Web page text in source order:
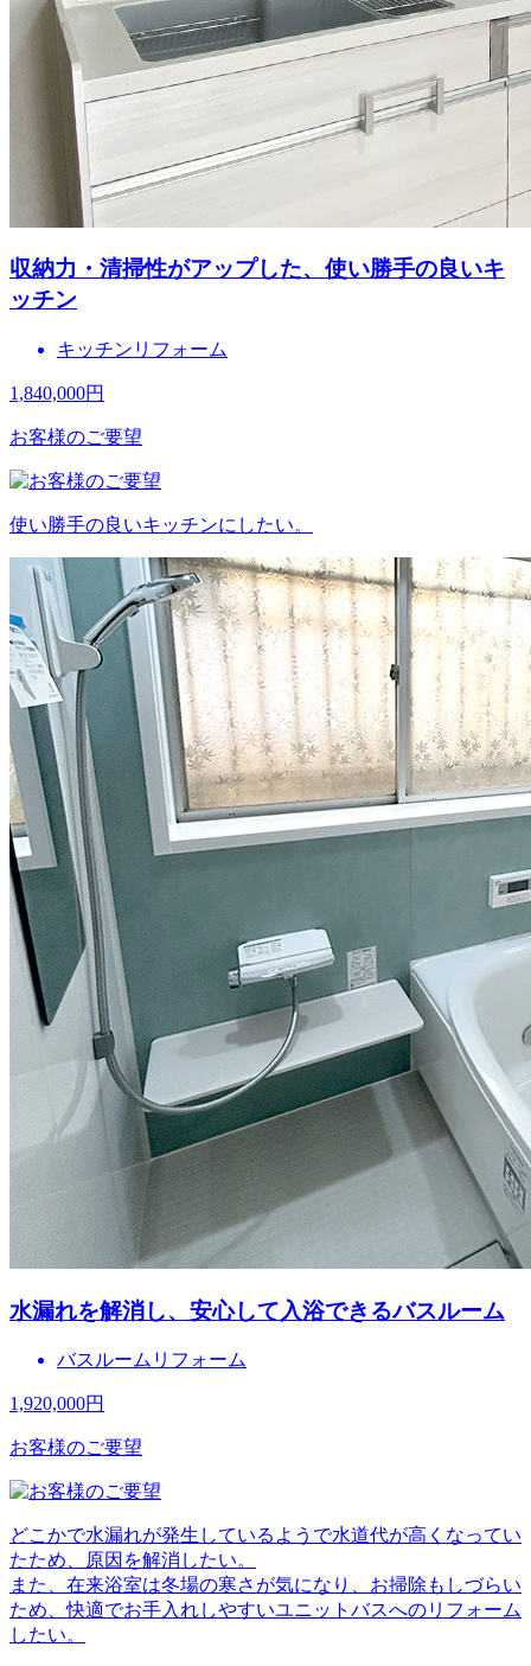
収納力・清掃性がアップした、使い勝手の良いキ
ッチン
キッチンリフォーム
1,840,000円
お客様のご要望
使い勝手の良いキッチンにしたい。
水漏れを解消し、安心して入浴できるバスルーム
バスルームリフォーム
1,920,000円
お客様のご要望
どこかで水漏れが発生しているようで水道代が高くなってい
たため、原因を解消したい。
また、在来浴室は冬場の寒さが気になり、お掃除もしづらい
ため、快適でお手入れしやすいユニットバスへのリフォーム
したい。